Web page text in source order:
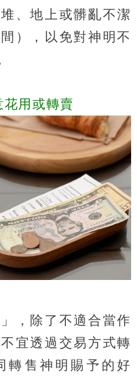
、地上或髒亂不潔
），以免對神明不
用或轉賣
，除了不適合當作
宜透過交易方式轉
轉售神明賜予的好